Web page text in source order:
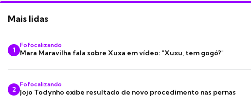
Mais lidas
1
Fofocalizando
Mara Maravilha fala sobre Xuxa em vídeo: "Xuxu, tem gogó?"
2
Fofocalizando
Jojo Todynho exibe resultado de novo procedimento nas pernas